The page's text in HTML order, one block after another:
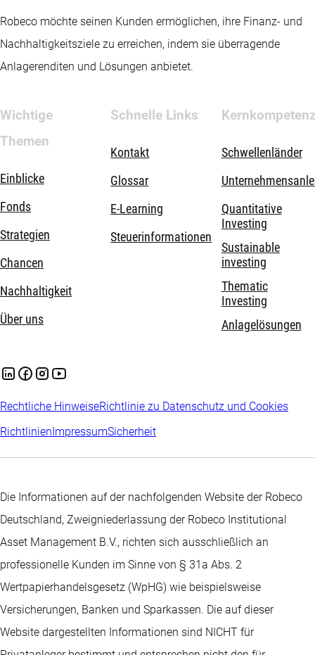
Robeco möchte seinen Kunden ermöglichen, ihre Finanz- und
Nachhaltigkeitsziele zu erreichen, indem sie überragende
Anlagerenditen und Lösungen anbietet.
Wichtige
Themen
Einblicke
Fonds
Strategien
Chancen
Nachhaltigkeit
Über uns
Schnelle Links
Kontakt
Glossar
E-Learning
Steuerinformationen
Schwellenländer
Quantitative
Investing
Sustainable
investing
Thematic
Investing
Anlagelösungen
Rechtliche HinweiseRichtlinie zu Datenschutz und Cookies
RichtlinienImpressumSicherheit
Die Informationen auf der nachfolgenden Website der Robeco
Deutschland, Zweigniederlassung der Robeco Institutional
Asset Management B.V., richten sich ausschließlich an
professionelle Kunden im Sinne von § 31a Abs. 2
Wertpapierhandelsgesetz (WpHG) wie beispielsweise
Versicherungen, Banken und Sparkassen. Die auf dieser
Website dargestellten Informationen sind NICHT für